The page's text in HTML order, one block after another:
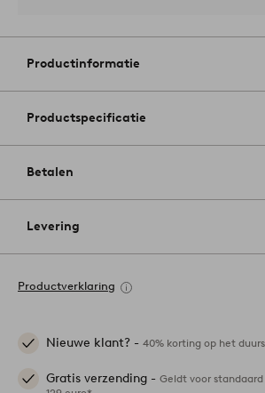
Productinformatie
Productspecificatie
Betalen
Levering
Productverklaring
Nieuwe klant? - 40% korting op het
Gratis verzending - Geldt voor